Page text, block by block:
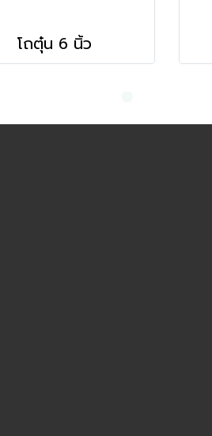
โถตุ๋น 6 นิ้ว